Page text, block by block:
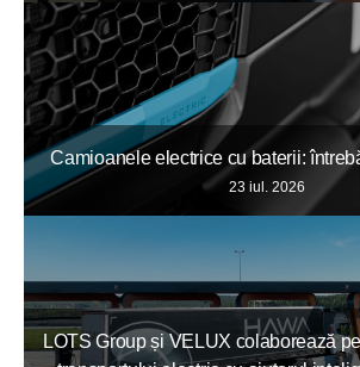
Camioanele electrice cu baterii:
23 iul. 2026
LOTS Group și VELUX colaborează